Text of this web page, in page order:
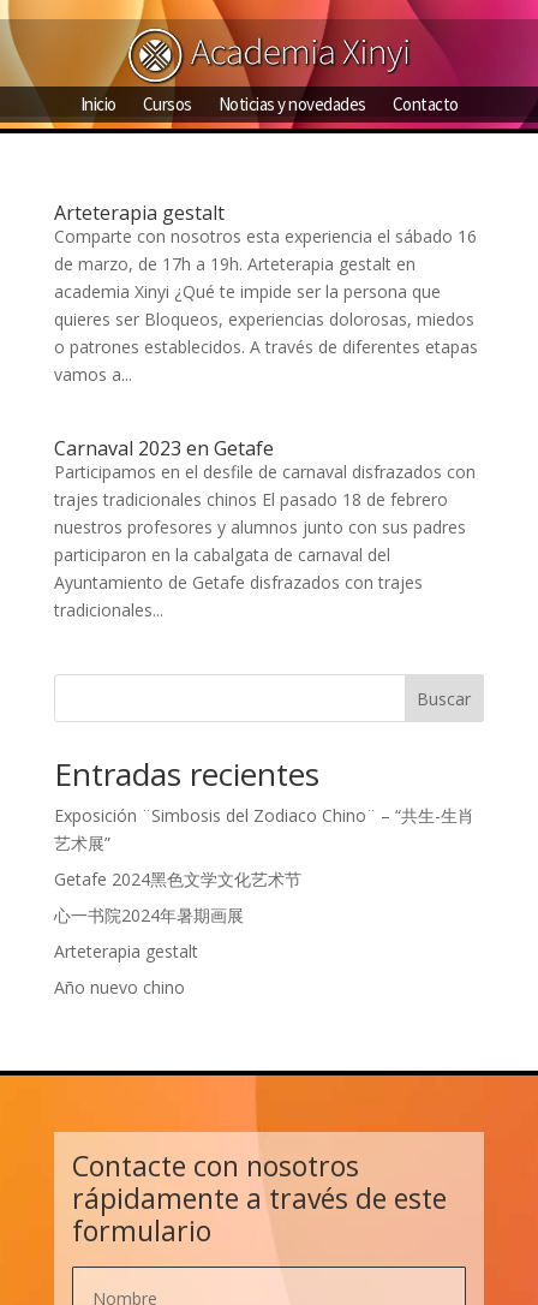
Inicio Cursos Noticias y novedades Contacto
Arteterapia gestalt
Comparte con nosotros esta experiencia el sábado 16
de marzo, de 17h a 19h. Arteterapia gestalt en
academia Xinyi ¿Qué te impide ser la persona que
quieres ser Bloqueos, experiencias dolorosas, miedos
o patrones establecidos. A través de diferentes etapas
vamos a...
Carnaval 2023 en Getafe
Participamos en el desfile de carnaval disfrazados con
trajes tradicionales chinos El pasado 18 de febrero
nuestros profesores y alumnos junto con sus padres
participaron en la cabalgata de carnaval del
Ayuntamiento de Getafe disfrazados con trajes
tradicionales...
Buscar
Entradas recientes
Exposición ¨Simbosis del Zodiaco Chino¨ – “共生-生肖
艺术展”
Getafe 2024黑色文学文化艺术节
心一书院2024年暑期画展
Arteterapia gestalt
Año nuevo chino
Contacte con nosotros
rápidamente a través de este
formulario